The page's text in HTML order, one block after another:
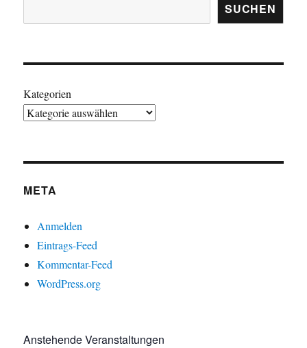
SUCHEN
Kategorien
META
Anmelden
Eintrags-Feed
Kommentar-Feed
WordPress.org
Anstehende Veranstaltungen